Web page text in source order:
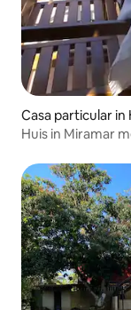
Casa particular in
Huis in Miramar